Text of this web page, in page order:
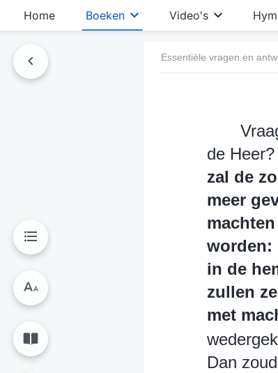
Home Boeken Video's
Essentiële vragen en
de
zal de
meer
worden:
in de
zullen
met
Dan